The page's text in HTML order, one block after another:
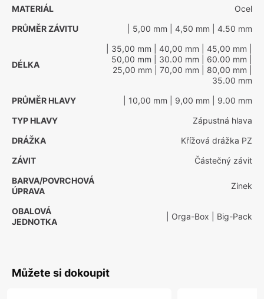
MATERIÁL
Ocel
PRŮMĚR ZÁVITU
| 5,00 mm | 4,50 mm | 4.50 mm
DÉLKA
| 35,00 mm | 40,00 mm | 45,00 mm
50,00 mm | 30.00 mm | 60.00 mm
25,00 mm | 70,00 mm | 80,00 mm
35.00 mm
PRŮMĚR HLAVY
| 10,00 mm | 9,00 mm | 9.00 mm
TYP HLAVY
Zápustná hlava
DRÁŽKA
Křížová drážka PZ
ZÁVIT
Částečný závit
BARVA/POVRCHOVÁ
ÚPRAVA
Zinek
OBALOVÁ
JEDNOTKA
| Orga-Box | Big-Pack
Můžete si dokoupit